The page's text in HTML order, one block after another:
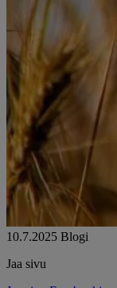
10.7.2025 Blogi
Jaa sivu